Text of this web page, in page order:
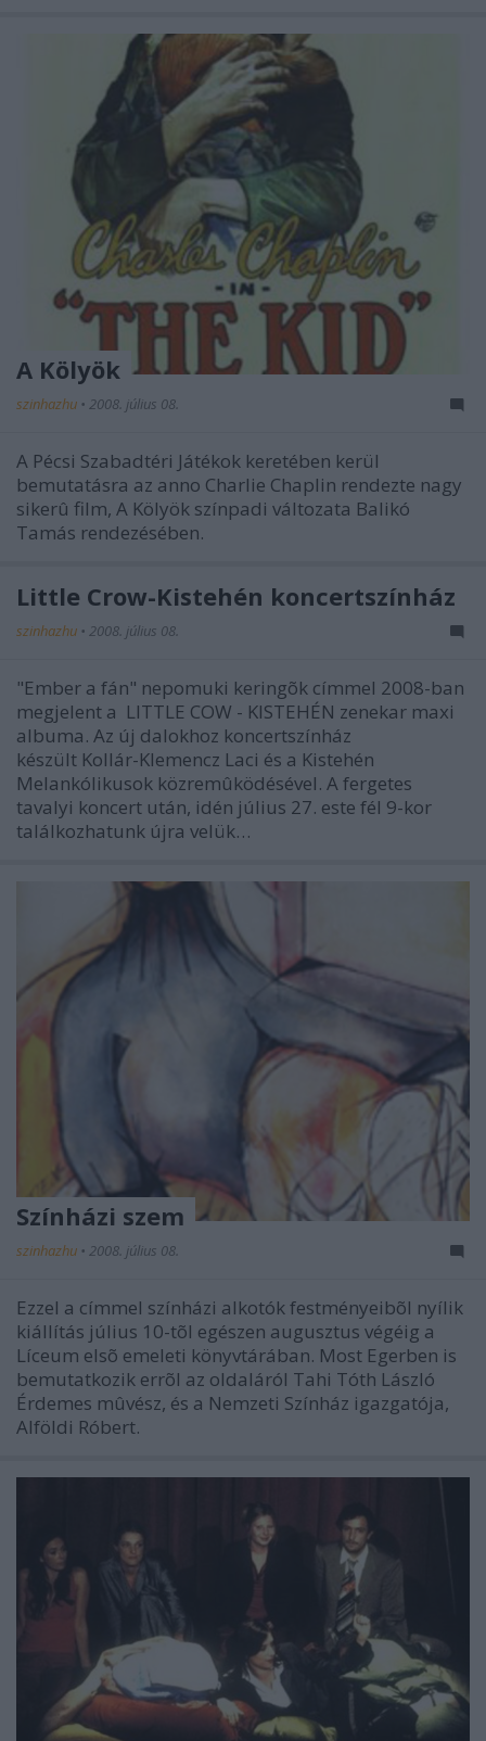
A Kölyök
szinhazhu • 2008. július 08.
A Pécsi Szabadtéri Játékok keretében kerül
bemutatásra az anno Charlie Chaplin rendezte nagy
sikerû film, A Kölyök színpadi változata Balikó
Tamás rendezésében.
Little Crow-Kistehén koncertszínház
szinhazhu • 2008. július 08.
"Ember a fán" nepomuki keringõk címmel 2008-ban
megjelent a LITTLE COW - KISTEHÉN zenekar maxi
albuma. Az új dalokhoz koncertszínház
készült Kollár-Klemencz Laci és a Kistehén
Melankólikusok közremûködésével. A fergetes
tavalyi koncert után, idén július 27. este fél 9-kor
találkozhatunk újra velük…
Színházi szem
szinhazhu • 2008. július 08.
Ezzel a címmel színházi alkotók festményeibõl nyílik
kiállítás július 10-tõl egészen augusztus végéig a
Líceum elsõ emeleti könyvtárában. Most Egerben is
bemutatkozik errõl az oldaláról Tahi Tóth László
Érdemes mûvész, és a Nemzeti Színház igazgatója,
Alföldi Róbert.